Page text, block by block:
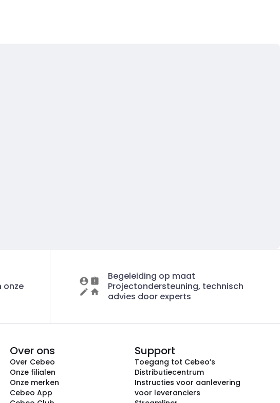
onze
Begeleiding op maat
Projectondersteuning, technisch
advies door experts
Over ons
Over Cebeo
Onze filialen
Onze merken
Cebeo App
Support
Toegang tot Cebeo’s
Distributiecentrum
Instructies voor aanlevering
voor leveranciers